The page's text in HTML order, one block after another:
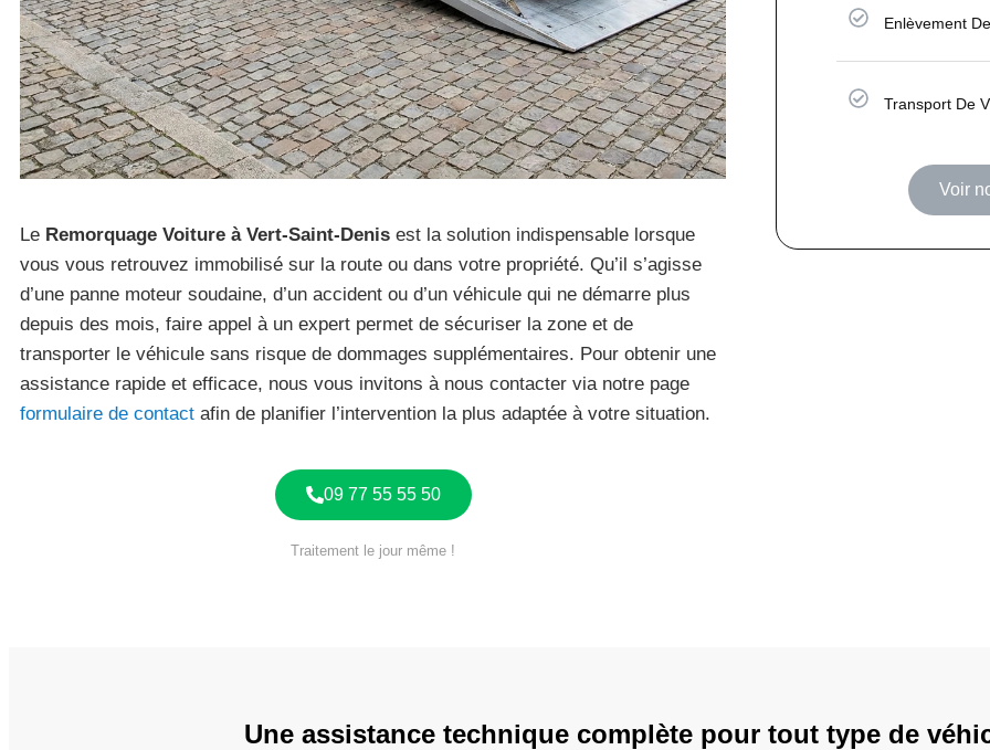
Le Remorquage Voiture à Vert-Saint-Denis est la solution indispensable lorsque
vous vous retrouvez immobilisé sur la route ou dans votre propriété. Qu’il s’agisse
d’une panne moteur soudaine, d’un accident ou d’un véhicule qui ne démarre plus
depuis des mois, faire appel à un expert permet de sécuriser la zone et de
transporter le véhicule sans risque de dommages supplémentaires. Pour obtenir une
assistance rapide et efficace, nous vous invitons à nous contacter via notre page
formulaire de contact afin de planifier l’intervention la plus adaptée à votre situation.
09 77 55 55 50
Traitement le jour même !
Enlèvement
Transport De
Voir
Une assistance technique complète pour tout type de